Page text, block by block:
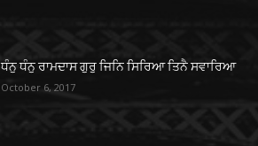
ਧੰਨੁ ਧੰਨੁ ਰਾਮਦਾਸ ਗੁਰੁ ਜਿਨਿ ਸਿਰਿਆ ਤਿਨੈ ਸਵਾਰਿਆ
October 6, 2017